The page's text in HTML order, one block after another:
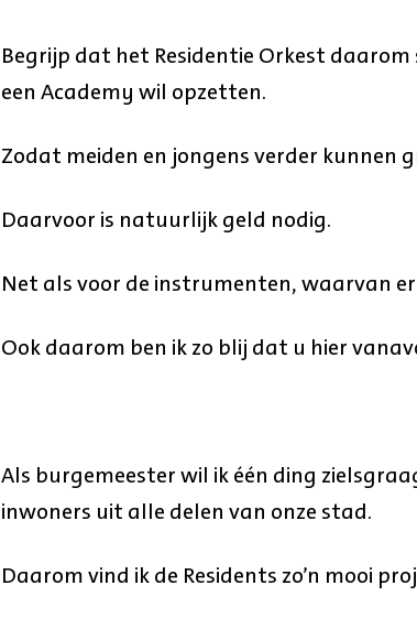
Begrijp dat het Residentie Orkest
een Academy wil opzetten.
Zodat meiden en jongens verder kunnen
Daarvoor is natuurlijk geld nodig.
Net als voor de instrumenten, waarvan
Ook daarom ben ik zo blij dat u hier
Als burgemeester wil ik één ding
inwoners uit alle delen van onze stad.
Daarom vind ik de Residents zo’n mooi